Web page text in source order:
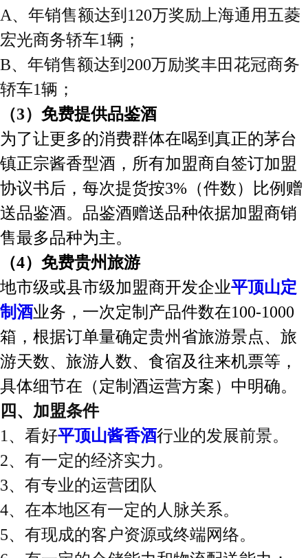
A、 年销售额达到 120万奖励上海通用五菱
宏光商务轿车1辆；
B、 年销售额达到 200万励奖丰田花冠商务
轿车1辆；
（3） 免费提供品鉴酒
为了让更多的消费群体在喝到真正的茅台
镇正宗酱香型酒，所有加盟商自签订加盟
协议书后，每次提货按3%（件数）比例赠
送品鉴酒。品鉴酒赠送品种依据加盟商销
售最多品种为主。
（4）免费贵州旅游
地市级或县市级加盟商开发企业平顶山定
制酒业务，一次定制产品件数在100-1000
箱，根据订单量确定贵州省旅游景点、旅
游天数、旅游人数、食宿及往来机票等，
具体细节在（定制酒运营方案）中明确。
四、加盟条件
1、看好平顶山酱香酒行业的发展前景。
2、有一定的经济实力。
3、有专业的运营团队
4、在本地区有一定的人脉关系。
5、有现成的客户资源或终端网络。